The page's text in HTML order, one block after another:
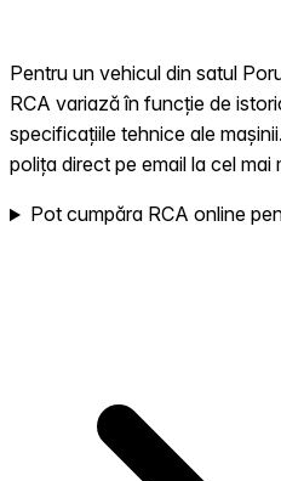
Pentru un vehicul din satul
RCA variază în funcție de
specificațiile tehnice ale
polița direct pe email la cel mai
Pot cumpăra RCA online